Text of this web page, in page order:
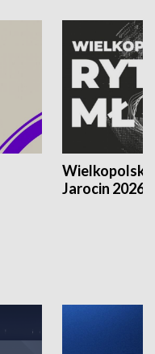
Jarocin 2026